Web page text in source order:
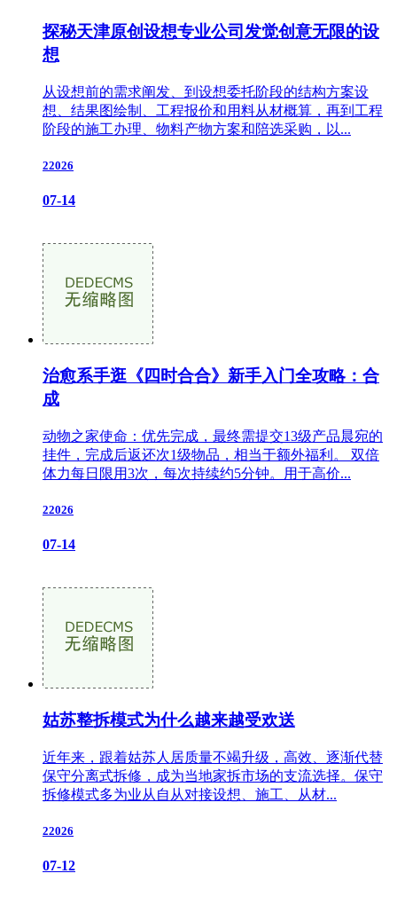
探秘天津原创设想专业公司发觉创意无限的设
想
从设想前的需求阐发、到设想委托阶段的结构方案设
想、结果图绘制、工程报价和用料从材概算，再到工程
阶段的施工办理、物料产物方案和陪选采购，以...
22026
07-14
治愈系手逛《四时合合》新手入门全攻略：合
成
动物之家使命：优先完成，最终需提交13级产品晨宛的
挂件，完成后返还次1级物品，相当于额外福利。 双倍
体力每日限用3次，每次持续约5分钟。用于高价...
22026
07-14
姑苏整拆模式为什么越来越受欢送
近年来，跟着姑苏人居质量不竭升级，高效、逐渐代替
保守分离式拆修，成为当地家拆市场的支流选择。保守
拆修模式多为业从自从对接设想、施工、从材...
22026
07-12